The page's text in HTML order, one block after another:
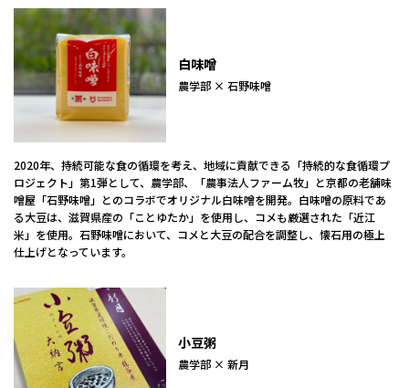
白味噌
農学部 × 石野味噌
2020年、持続可能な食の循環を考え、地域に貢献できる「持続的な食循環プ
ロジェクト」第1弾として、農学部、「農事法人ファーム牧」と京都の老舗味
噌屋「石野味噌」とのコラボでオリジナル白味噌を開発。白味噌の原料であ
る大豆は、滋賀県産の「ことゆたか」を使用し、コメも厳選された「近江
米」を使用。石野味噌において、コメと大豆の配合を調整し、懐石用の極上
仕上げとなっています。
小豆粥
農学部 × 新月